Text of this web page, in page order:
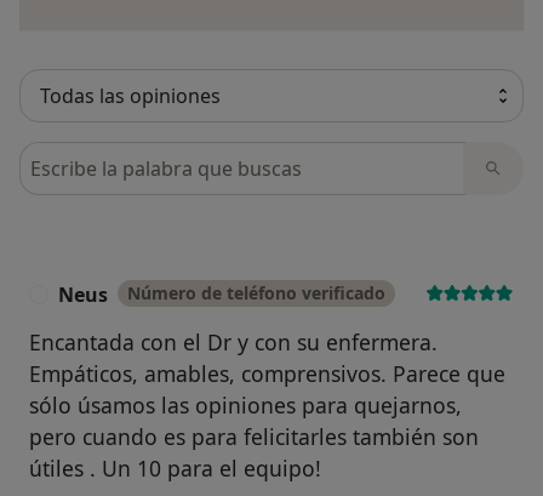
Busca en opiniones
Neus Número de teléfono verificado
Encantada con el Dr y con su enfermera.
Empáticos, amables, comprensivos. Parece que
sólo úsamos las opiniones para quejarnos,
pero cuando es para felicitarles también son
útiles . Un 10 para el equipo!